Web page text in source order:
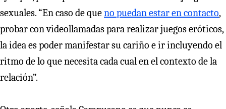
sexuales. “En caso de queno puedan estar en contacto,
probar con videollamadas para realizar juegos eróticos,
la idea es poder manifestar su cariño e ir incluyendo el
ritmo de lo que necesita cada cual en el contexto de la
relación”.